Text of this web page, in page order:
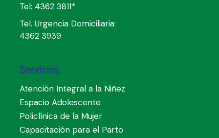
Tel: 4362 3811*
Tel. Urgencia Domiciliaria:
4362 3939
Servicios
Atención Integral a la Niñez
Espacio Adolescente
Policlínica de la Mujer
Capacitación para el Parto